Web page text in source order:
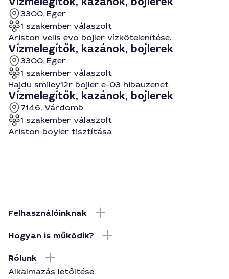
3300, Eger
1 szakember válaszolt
Ariston velis evo bojler vízkötelenítése.
Vízmelegítők, kazánok, bojlerek
3300, Eger
1 szakember válaszolt
Hajdu smiley12r bojler e-03 hibauzenet
Vízmelegítők, kazánok, bojlerek
7146, Várdomb
1 szakember válaszolt
Ariston boyler tisztítása
Felhasználóinknak
Hogyan is működik?
Rólunk
Alkalmazás letőltése